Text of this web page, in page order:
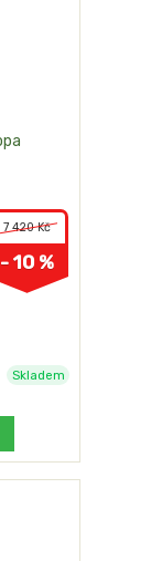
7 420 Kč
- 10 %
Skladem